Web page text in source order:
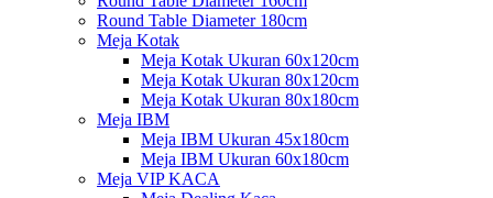
Round Table Diameter 180cm
Meja Kotak
Meja Kotak Ukuran 60x120cm
Meja Kotak Ukuran 80x120cm
Meja Kotak Ukuran 80x180cm
Meja IBM
Meja IBM Ukuran 45x180cm
Meja IBM Ukuran 60x180cm
Meja VIP KACA